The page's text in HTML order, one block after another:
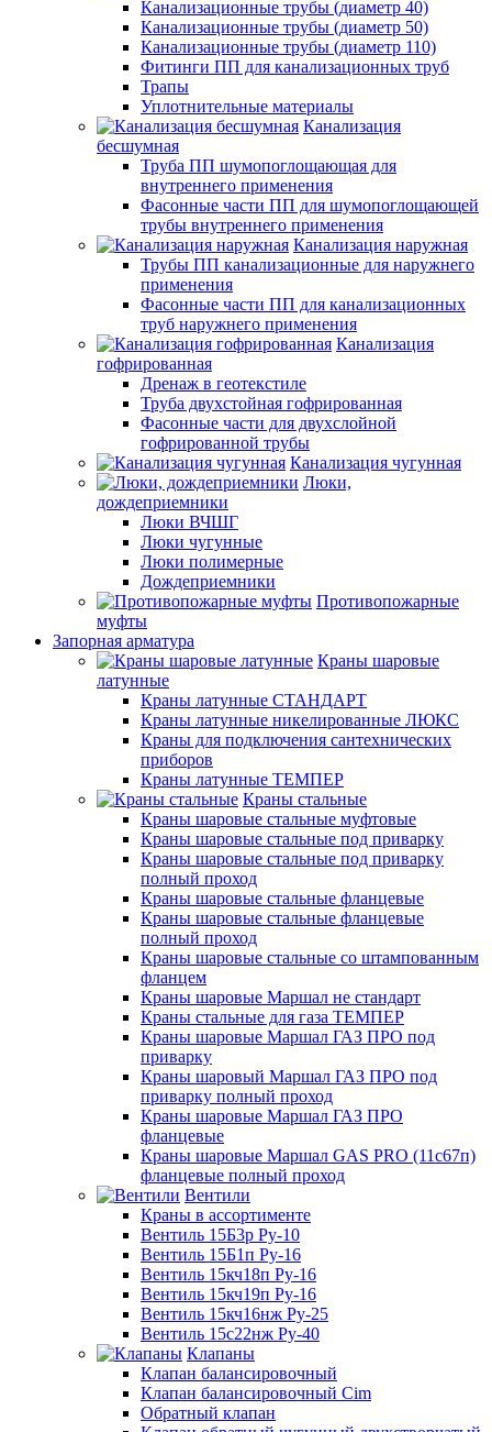
Канализационные трубы (диаметр 40)
Канализационные трубы (диаметр 50)
Канализационные трубы (диаметр 110)
Фитинги ПП для канализационных труб
Трапы
Уплотнительные материалы
Канализация
бесшумная
Труба ПП шумопоглощающая для
внутреннего применения
Фасонные части ПП для шумопоглощающей
трубы внутреннего применения
Канализация наружная
Трубы ПП канализационные для наружнего
применения
Фасонные части ПП для канализационных
труб наружнего применения
Канализация
гофрированная
Дренаж в геотекстиле
Труба двухстойная гофрированная
Фасонные части для двухслойной
гофрированной трубы
Канализация чугунная
Люки,
дождеприемники
Люки ВЧШГ
Люки чугунные
Люки полимерные
Дождеприемники
Противопожарные
муфты
Запорная арматура
Краны шаровые
латунные
Краны латунные СТАНДАРТ
Краны латунные никелированные ЛЮКС
Краны для подключения сантехнических
приборов
Краны латунные ТЕМПЕР
Краны стальные
Краны шаровые стальные муфтовые
Краны шаровые стальные под приварку
Краны шаровые стальные под приварку
полный проход
Краны шаровые стальные фланцевые
Краны шаровые стальные фланцевые
полный проход
Краны шаровые стальные со штампованным
фланцем
Краны шаровые Маршал не стандарт
Краны стальные для газа ТЕМПЕР
Краны шаровые Маршал ГАЗ ПРО под
приварку
Краны шаровый Маршал ГАЗ ПРО под
приварку полный проход
Краны шаровые Маршал ГАЗ ПРО
фланцевые
Краны шаровые Маршал GAS PRO (11с67п)
фланцевые полный проход
Вентили
Краны в ассортименте
Вентиль 15Б3р Ру-10
Вентиль 15Б1п Ру-16
Вентиль 15кч18п Ру-16
Вентиль 15кч19п Ру-16
Вентиль 15кч16нж Ру-25
Вентиль 15с22нж Ру-40
Клапаны
Клапан балансировочный
Клапан балансировочный Cim
Обратный клапан